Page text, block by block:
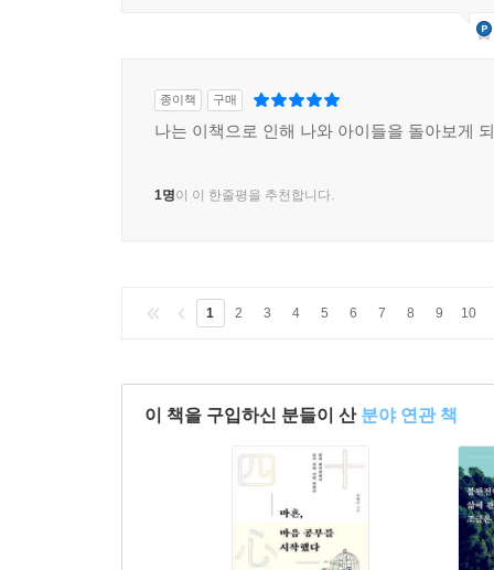
당황하지 않도록 최소한으로 절제하면서 나에게
들었다. 작은 승리라는 말들을 한다. 나는 숨고 싶
않았다. 톰은 ‘딜런이 우리도 죽였더라면 좋았
테니까. 유방암을 이기고 나자 내 삶을 선물이라
전대미문의 사건을 헤쳐나가기 위한 사회적인 노력
나날이 학교 폭력과 혐오 범죄 등 이해하기 어려
필요하다. 납득할 만한 이유로 가해자의 경험
필요가 있다. 게다가 전대미문의 사건을 겪고 혼
대단히 실용적인 참조점들이 도출되기도 한다.
종이책 구매
나는 이책으로 인해 나와 아이들을 돌아보게
1명이 이 한줄평을 추천합니다.
1 2 3 4 5 6 7 8 9 10
이 책을 구입하신 분들이 산 분야 연관 책